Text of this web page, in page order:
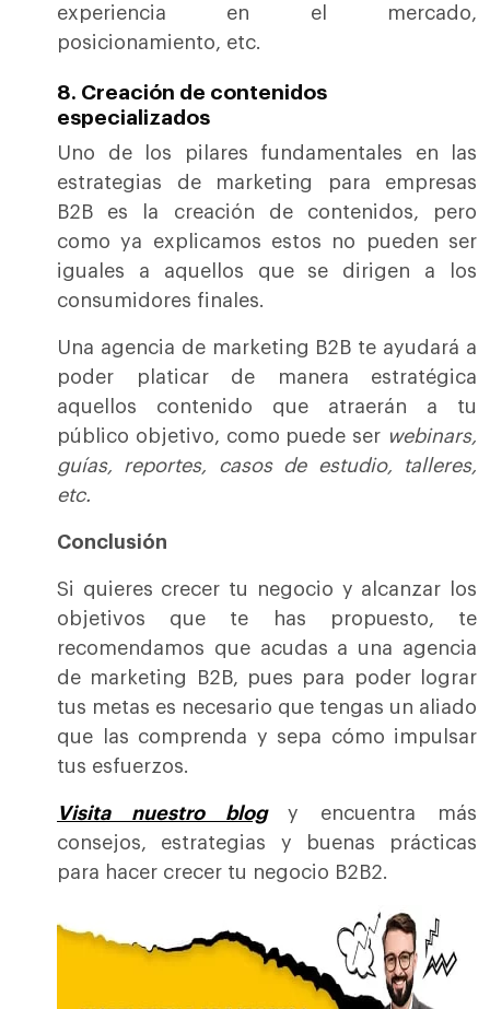
experiencia en el mercado,
posicionamiento, etc.
8. Creación de contenidos
especializados
Uno de los pilares fundamentales en las
estrategias de marketing para empresas
B2B es la creación de contenidos, pero
como ya explicamos estos no pueden ser
iguales a aquellos que se dirigen a los
consumidores finales.
Una agencia de marketing B2B te ayudará a
poder platicar de manera estratégica
aquellos contenido que atraerán a tu
público objetivo, como puede ser webinars,
guías, reportes, casos de estudio, talleres,
etc.
Conclusión
Si quieres crecer tu negocio y alcanzar los
objetivos que te has propuesto, te
recomendamos que acudas a una agencia
de marketing B2B, pues para poder lograr
tus metas es necesario que tengas un aliado
que las comprenda y sepa cómo impulsar
tus esfuerzos.
Visita nuestro blogy encuentra más
consejos, estrategias y buenas prácticas
para hacer crecer tu negocio B2B2.